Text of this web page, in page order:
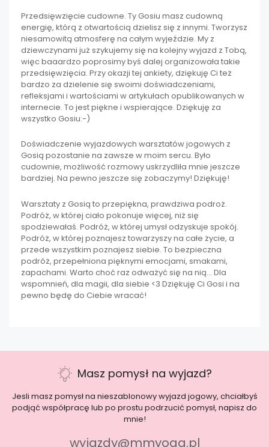
Przedsięwzięcie cudowne. Ty Gosiu masz cudowną
energię, którą z otwartością dzielisz się z innymi. Tworzysz
niesamowitą atmosferę na całym wyjeździe. My z
dziewczynami już szykujemy się na kolejny wyjazd z Tobą,
więc baaardzo poprosimy byś dalej organizowała takie
przedsięwzięcia. Przy okazji tej ankiety, dziękuję Ci też
bardzo za dzielenie się swoimi doświadczeniami,
refleksjami i wartościami w artykułach opublikowanych w
internecie. To jest piękne i wspierające. Dziękuję za
wszystko Gosiu:-)
Doświadczenie wyjazdowych warsztatów jogowych z
Gosią pozostanie na zawsze w moim sercu. Było
cudownie, możliwość rozmowy uskrzydliła mnie jeszcze
bardziej. Na pewno jeszcze się zobaczymy! Dziękuję!
Warsztaty z Gosią to przepiękna, prawdziwa podroż.
Podróż, w której ciało pokonuje więcej, niż się
spodziewałaś. Podróż, w której umysł odzyskuje spokój.
Podróż, w której poznajesz towarzyszy na całe życie, a
przede wszystkim poznajesz siebie. To bezpieczna
podróż, przepełniona pięknymi emocjami, smakami,
zapachami. Warto choć raz odważyć się na nią… Dla
wspomnień, dla magii, dla siebie <3 Dziękuję Ci Gosi i na
pewno będę do Ciebie wracać!
Masz pomysł na wyjazd?
Jesli masz pomysł na nieszablonowy wyjazd jogowy, chciałbyś
podjąć współpracę lub po prostu podrzucić pomysł, napisz do
mnie!
wyjazdy@mmyoga.pl